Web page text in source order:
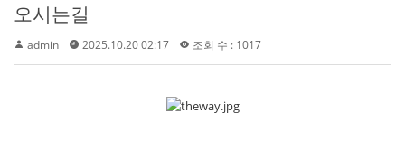
오시는길
admin 2025.10.20 02:17 조회 수 : 1017